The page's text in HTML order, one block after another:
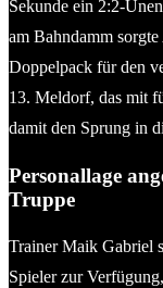
Sekunde ein 2:2-
am Bahndamm
Doppelpack für den
13. Meldorf, das mit
damit den Sprung in
Personallage
Truppe
Trainer Maik Gabriel
Spieler zur